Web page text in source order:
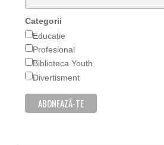
Categorii
Educație
Profesional
Biblioteca Youth
Divertisment